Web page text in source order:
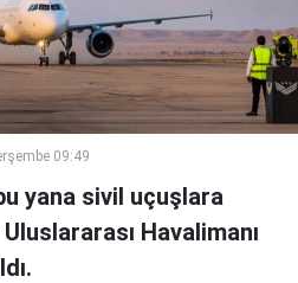
09:49
yana sivil uçuşlara
Havalimanı